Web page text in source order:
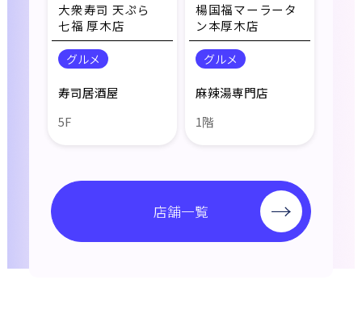
大衆寿司 天ぷら
七福 厚木店
グルメ
寿司居酒屋
5F
楊国福マーラータ
ン本厚木店
グルメ
麻辣湯専門店
1階
店舗一覧